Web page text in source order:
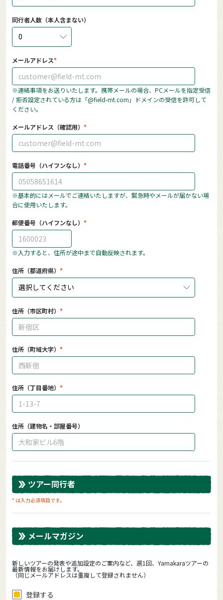
同行者人数（本人含まない）
0
メールアドレス
※連絡事項をお送りいたします。携帯メールの場合、PCメールを指定受信
/ 拒否設定されている方は「@field-mt.com」ドメインの受信を許可して
ください。
メールアドレス（確認用）
電話番号（ハイフンなし）
※基本的にはメールでご連絡いたしますが、緊急時やメールが届かない場
合に使用いたします。
郵便番号（ハイフンなし）
※入力すると、住所が途中まで自動反映されます。
住所（都道府県）
選択してください
住所（市区町村）
住所（町域大字）
住所（丁目番地）
住所（建物名・部屋番号）
ツアー同行者
* は入力必須項目です。
メールマガジン
新しいツアーの発表や追加設定のご案内など、週1回、Yamakaraツアーの
最新情報をお届けします。
（同じメールアドレスは重複して登録されません）
登録する